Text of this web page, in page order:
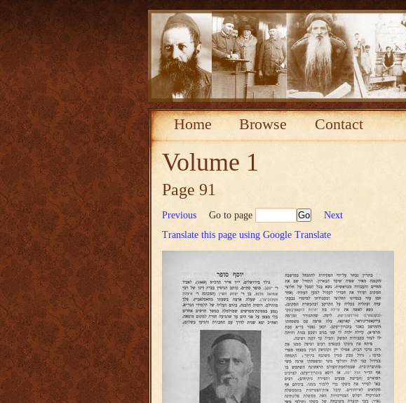
Home Browse Contact
Volume 1
Page 91
Previous Go to page
Next
Translate this page using Google Translate